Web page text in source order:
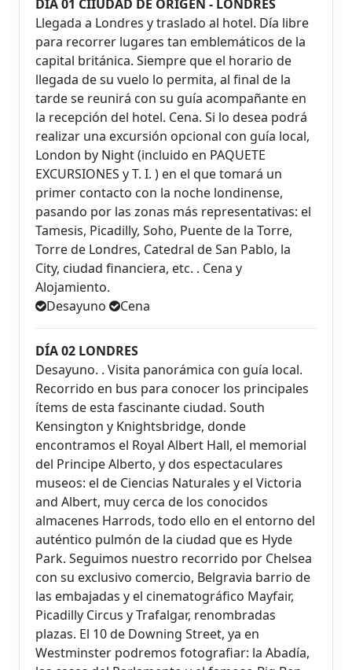
DÍA 01 CIIUDAD DE ORIGEN - LONDRES
Llegada a Londres y traslado al hotel. Día libre
para recorrer lugares tan emblemáticos de la
capital británica. Siempre que el horario de
llegada de su vuelo lo permita, al final de la
tarde se reunirá con su guía acompañante en
la recepción del hotel. Cena. Si lo desea podrá
realizar una excursión opcional con guía local,
London by Night (incluido en PAQUETE
EXCURSIONES y T. I. ) en el que tomará un
primer contacto con la noche londinense,
pasando por las zonas más representativas: el
Tamesis, Picadilly, Soho, Puente de la Torre,
Torre de Londres, Catedral de San Pablo, la
City, ciudad financiera, etc. . Cena y
Alojamiento.
Desayuno
Cena
DÍA 02 LONDRES
Desayuno. . Visita panorámica con guía local.
Recorrido en bus para conocer los principales
ítems de esta fascinante ciudad. South
Kensington y Knightsbridge, donde
encontramos el Royal Albert Hall, el memorial
del Principe Alberto, y dos espectaculares
museos: el de Ciencias Naturales y el Victoria
and Albert, muy cerca de los conocidos
almacenes Harrods, todo ello en el entorno del
auténtico pulmón de la ciudad que es Hyde
Park. Seguimos nuestro recorrido por Chelsea
con su exclusivo comercio, Belgravia barrio de
las embajadas y el cinematográfico Mayfair,
Picadilly Circus y Trafalgar, renombradas
plazas. El 10 de Downing Street, ya en
Westminster podremos fotografiar: la Abadía,